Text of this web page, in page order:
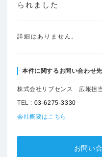
られました
詳細はありません。
本件に関するお問い合わせ先
株式会社リブセンス 広報担
TEL : 03-6275-3330
会社概要はこちら
お問い